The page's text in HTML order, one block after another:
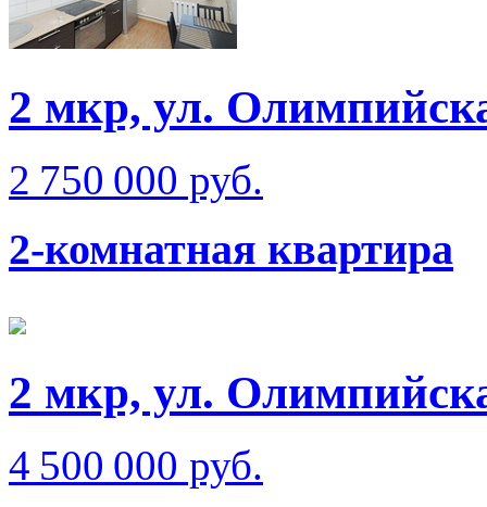
2 мкр, ул.
2 750 000 руб.
2-комнатная квартира
2 мкр, ул.
4 500 000 руб.